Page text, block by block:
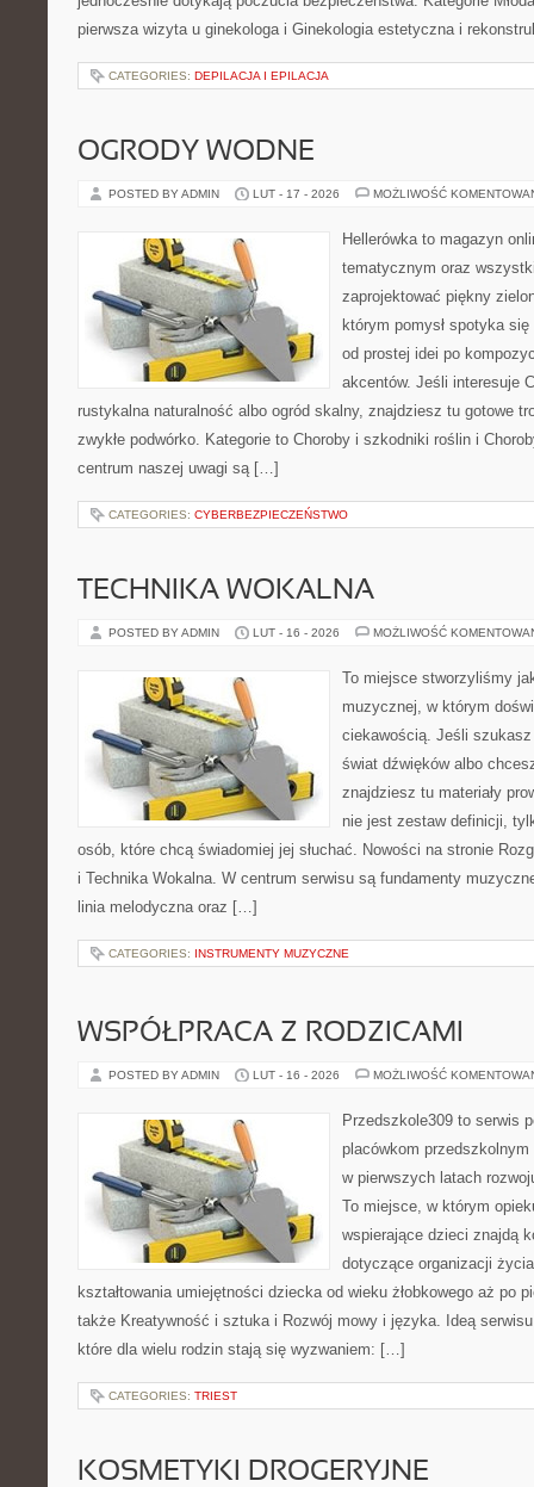
pierwsza wizyta u ginekologa i Ginekologia estetyczna i
CATEGORIES: DEPILACJA I EPILACJA
OGRODY WODNE
POSTED BY ADMIN LUT - 17 - 2026 MOŻLIWOŚĆ
Hellerówka to magazyn
tematycznym oraz
zaprojektować piękny
którym pomysł spotyka
od prostej idei po
akcentów. Jeśli interesuje
rustykalna naturalność albo ogród skalny, znajdziesz tu gotowe
zwykłe podwórko. Kategorie to Choroby i szkodniki roślin i
centrum naszej uwagi są […]
CATEGORIES: CYBERBEZPIECZEŃSTWO
TECHNIKA WOKALNA
POSTED BY ADMIN LUT - 16 - 2026 MOŻLIWOŚĆ
To miejsce stworzyliśmy
muzycznej, w którym
ciekawością. Jeśli
świat dźwięków albo
znajdziesz tu materiały
nie jest zestaw definicji,
osób, które chcą świadomiej jej słuchać. Nowości na stronie
i Technika Wokalna. W centrum serwisu są fundamenty
linia melodyczna oraz […]
CATEGORIES: INSTRUMENTY MUZYCZNE
WSPÓŁPRACA Z RODZICAMI
POSTED BY ADMIN LUT - 16 - 2026 MOŻLIWOŚĆ
Przedszkole309 to serwis
placówkom
w pierwszych latach
To miejsce, w którym
wspierające dzieci znajdą
dotyczące organizacji
kształtowania umiejętności dziecka od wieku żłobkowego aż po
także Kreatywność i sztuka i Rozwój mowy i języka. Ideą
które dla wielu rodzin stają się wyzwaniem: […]
CATEGORIES: TRIEST
KOSMETYKI DROGERYJNE